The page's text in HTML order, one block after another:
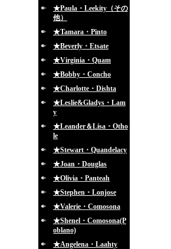
★Paula・Leekity（その
他）
★Tamara・Pinto
★Beverly・Etsate
★Virginia・Quam
★Bobby・Concho
★Charlotte・Dishta
★Leslie&Gladys・Lam
y
★Leander＆Lisa・Otho
le
★Stewart・Quandelacy
★Joan・Douglas
★Olivia・Panteah
★Stephen・Lonjose
★Valerie・Comosona
★Shenel・Comosona(P
oblano)
★Angelena・Laahty